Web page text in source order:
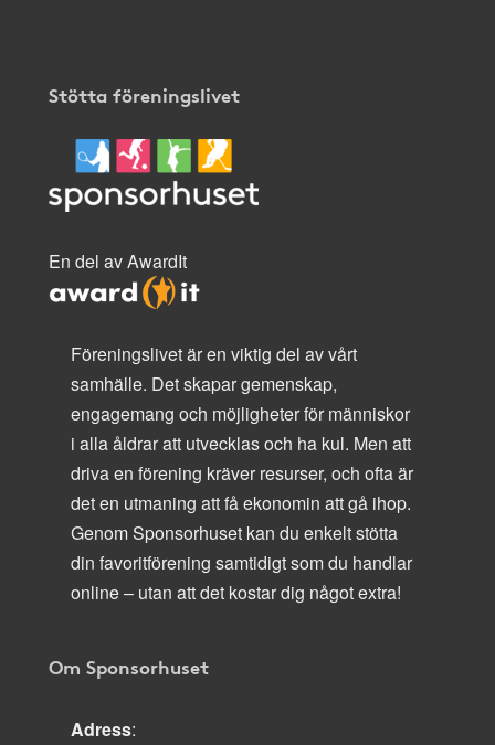
Stötta föreningslivet
En del av AwardIt
Föreningslivet är en viktig del av vårt
samhälle. Det skapar gemenskap,
engagemang och möjligheter för människor
i alla åldrar att utvecklas och ha kul. Men att
driva en förening kräver resurser, och ofta är
det en utmaning att få ekonomin att gå ihop.
Genom Sponsorhuset kan du enkelt stötta
din favoritförening samtidigt som du handlar
online – utan att det kostar dig något extra!
Om Sponsorhuset
Adress: